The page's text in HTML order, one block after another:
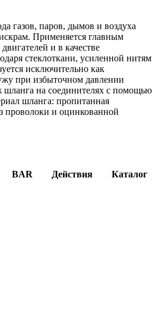
газов, паров, дымов и воздуха
Применяется главным
и в качестве
стеклоткани, усиленной
исключительно как
при избыточном давлении
шланга на соединителях с помощью
шланга: пропитанная
проволоки и оцинкованной
BAR Действия Каталог